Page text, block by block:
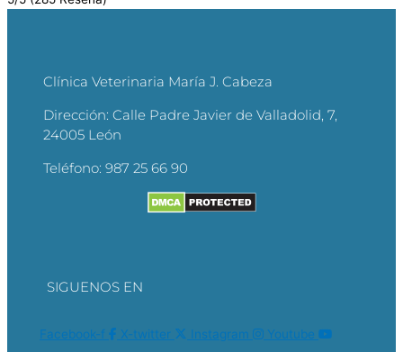
Clínica Veterinaria María J. Cabeza
Dirección: Calle Padre Javier de Valladolid, 7,
24005 León
Teléfono: 987 25 66 90
SIGUENOS EN
Facebook-f X-twitter Instagram Youtube